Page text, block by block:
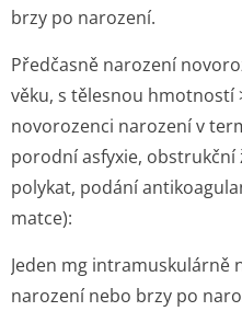
brzy po narození.
Předčasně narození
věku, s tělesnou hmotností
novorozenci narození v
porodní asfyxie,
polykat, podání
matce):
Jeden mg intramuskulárně
narození nebo brzy po